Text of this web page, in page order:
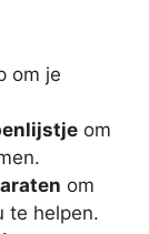
om je
om
om
te helpen.